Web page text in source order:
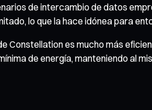
de intercambio de datos
lo que la hace idónea para
es mucho más
de energía, manteniendo al